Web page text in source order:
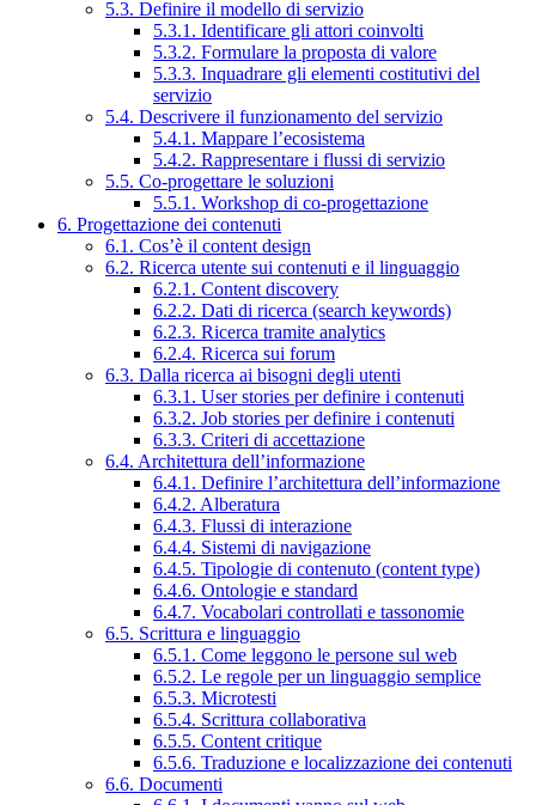
5.3. Definire il modello di servizio
5.3.1. Identificare gli attori coinvolti
5.3.2. Formulare la proposta di valore
5.3.3. Inquadrare gli elementi costitutivi del
servizio
5.4. Descrivere il funzionamento del servizio
5.4.1. Mappare l’ecosistema
5.4.2. Rappresentare i flussi di servizio
5.5. Co-progettare le soluzioni
5.5.1. Workshop di co-progettazione
6. Progettazione dei contenuti
6.1. Cos’è il content design
6.2. Ricerca utente sui contenuti e il linguaggio
6.2.1. Content discovery
6.2.2. Dati di ricerca (search keywords)
6.2.3. Ricerca tramite analytics
6.2.4. Ricerca sui forum
6.3. Dalla ricerca ai bisogni degli utenti
6.3.1. User stories per definire i contenuti
6.3.2. Job stories per definire i contenuti
6.3.3. Criteri di accettazione
6.4. Architettura dell’informazione
6.4.1. Definire l’architettura dell’informazione
6.4.2. Alberatura
6.4.3. Flussi di interazione
6.4.4. Sistemi di navigazione
6.4.5. Tipologie di contenuto (content type)
6.4.6. Ontologie e standard
6.4.7. Vocabolari controllati e tassonomie
6.5. Scrittura e linguaggio
6.5.1. Come leggono le persone sul web
6.5.2. Le regole per un linguaggio semplice
6.5.3. Microtesti
6.5.4. Scrittura collaborativa
6.5.5. Content critique
6.5.6. Traduzione e localizzazione dei contenuti
6.6. Documenti